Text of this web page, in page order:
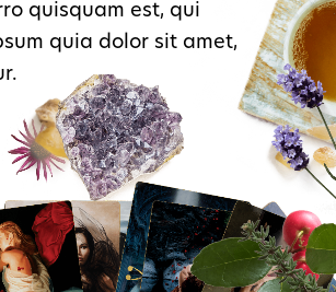
quisquam est, qui
quia dolor sit amet,